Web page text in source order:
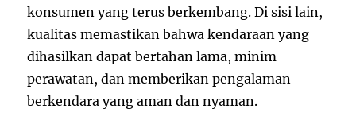
konsumen yang terus berkembang. Di sisi lain,
kualitas memastikan bahwa kendaraan yang
dihasilkan dapat bertahan lama, minim
perawatan, dan memberikan pengalaman
berkendara yang aman dan nyaman.